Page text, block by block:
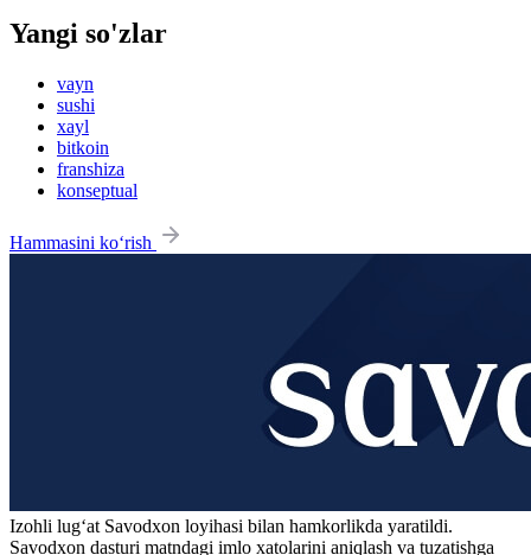
Yangi so'zlar
vayn
sushi
xayl
bitkoin
franshiza
konseptual
Hammasini ko‘rish
Izohli lugʻat Savodxon loyihasi bilan hamkorlikda yaratildi.
Savodxon dasturi matndagi imlo xatolarini aniqlash va tuzatishga